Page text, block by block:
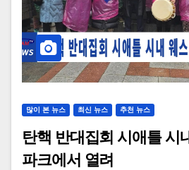
많이 본 뉴스 최신 뉴스 추천 뉴스
탄핵 반대집회 시애틀 시
파크에서 열려